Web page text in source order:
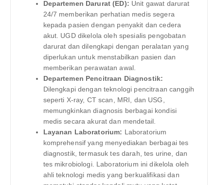
Departemen Darurat (ED): Unit gawat darurat
24/7 memberikan perhatian medis segera
kepada pasien dengan penyakit dan cedera
akut. UGD dikelola oleh spesialis pengobatan
darurat dan dilengkapi dengan peralatan yang
diperlukan untuk menstabilkan pasien dan
memberikan perawatan awal.
Departemen Pencitraan Diagnostik:
Dilengkapi dengan teknologi pencitraan canggih
seperti X-ray, CT scan, MRI, dan USG,
memungkinkan diagnosis berbagai kondisi
medis secara akurat dan mendetail.
Layanan Laboratorium: Laboratorium
komprehensif yang menyediakan berbagai tes
diagnostik, termasuk tes darah, tes urine, dan
tes mikrobiologi. Laboratorium ini dikelola oleh
ahli teknologi medis yang berkualifikasi dan